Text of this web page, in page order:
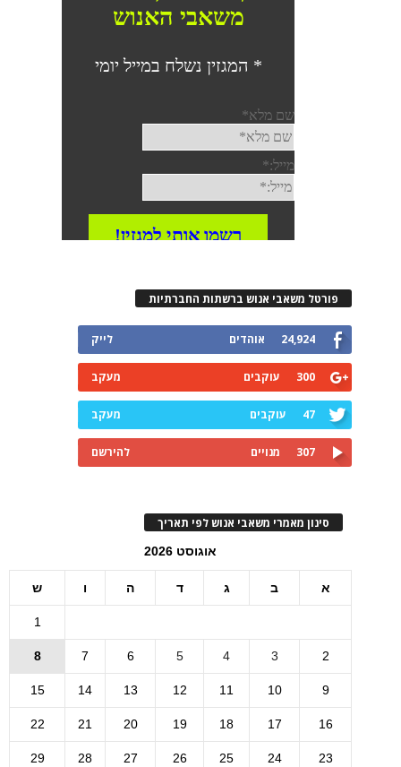
פורטל משאבי אנוש ברשתות החברתיות
24,924 אוהדים לייק
300 עוקבים מעקב
47 עוקבים מעקב
307 מנויים להירשם
סינון מאמרי משאבי אנוש לפי תאריך
אוגוסט 2026
א ב ג ד ה ו ש
1
2
3
4
5
6
7
8
9
10
11
12
13
14
15
16
17
18
19
20
21
22
23
24
25
26
27
28
29